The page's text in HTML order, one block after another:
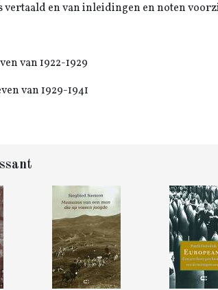
vertaald en van inleidingen en noten
van 1922-1929
van 1929-1941